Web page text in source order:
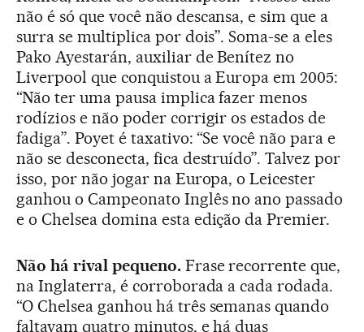
não é só que você não descansa, e sim que a
surra se multiplica por dois”. Soma-se a eles
Pako Ayestarán, auxiliar de Benítez no
Liverpool que conquistou a Europa em 2005:
“Não ter uma pausa implica fazer menos
rodízios e não poder corrigir os estados de
fadiga”. Poyet é taxativo: “Se você não para e
não se desconecta, fica destruído”. Talvez por
isso, por não jogar na Europa, o Leicester
ganhou o Campeonato Inglês no ano passado
e o Chelsea domina esta edição da Premier.
Não há rival pequeno.Frase recorrente que,
na Inglaterra, é corroborada a cada rodada.
“O Chelsea ganhou há três semanas quando
faltavam quatro minutos, e há duas